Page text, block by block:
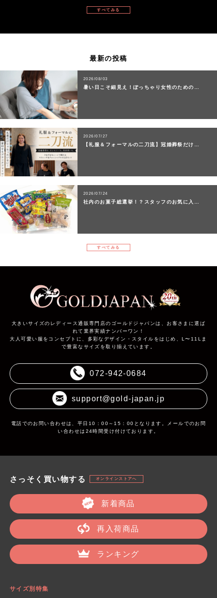
すべてみる
最新の投稿
2026/08/03
暑い日こそ細見え！ぽっちゃり女性のための…
2026/07/27
【礼服＆フォーマルの二刀流】冠婚葬祭だけ…
2026/07/24
社内のお菓子総選挙！？スタッフのお気に入…
すべてみる
大きいサイズのレディース通販専門店のゴールドジャパンは、お客さまに選ば
れて業界実績ナンバーワン！
大人可愛い服をコンセプトに、多彩なデザイン・スタイルをはじめ、L〜11Lま
で豊富なサイズを取り揃えています。
072-942-0684
support@gold-japan.jp
電話でのお問い合わせは、平日10：00～15：00となります。メールでのお問
い合わせは24時間受け付けております。
さっそく買い物する オンラインストアへ
新着商品
再入荷商品
ランキング
サイズ別特集